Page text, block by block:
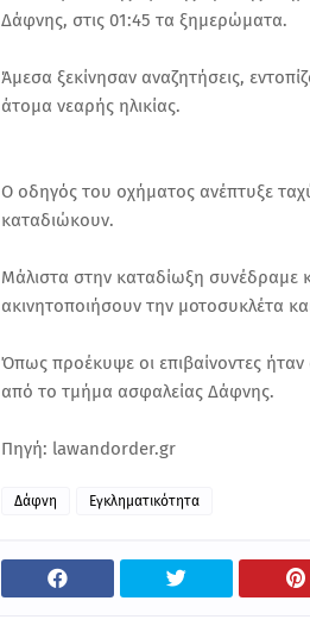
Δάφνης, στις 01:45 τα ξημερώματα.
Άμεσα ξεκίνησαν αναζητήσεις,
άτομα νεαρής ηλικίας.
Ο οδηγός του οχήματος ανέπτυξε
καταδιώκουν.
Μάλιστα στην καταδίωξη
ακινητοποιήσουν την μοτοσυκλέτα
Όπως προέκυψε οι επιβαίνοντες
από το τμήμα ασφαλείας Δάφνης.
Πηγή: lawandorder.gr
Δάφνη Εγκληματικότητα